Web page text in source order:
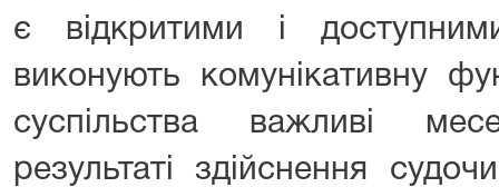
є відкритими і
виконують комунікативну
суспільства важливі
результаті здійснення